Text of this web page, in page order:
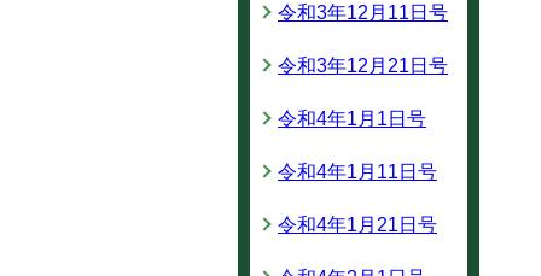
令和3年12月11日号
令和3年12月21日号
令和4年1月1日号
令和4年1月11日号
令和4年1月21日号